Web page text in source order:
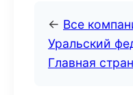
← Все
Уральский
Главная